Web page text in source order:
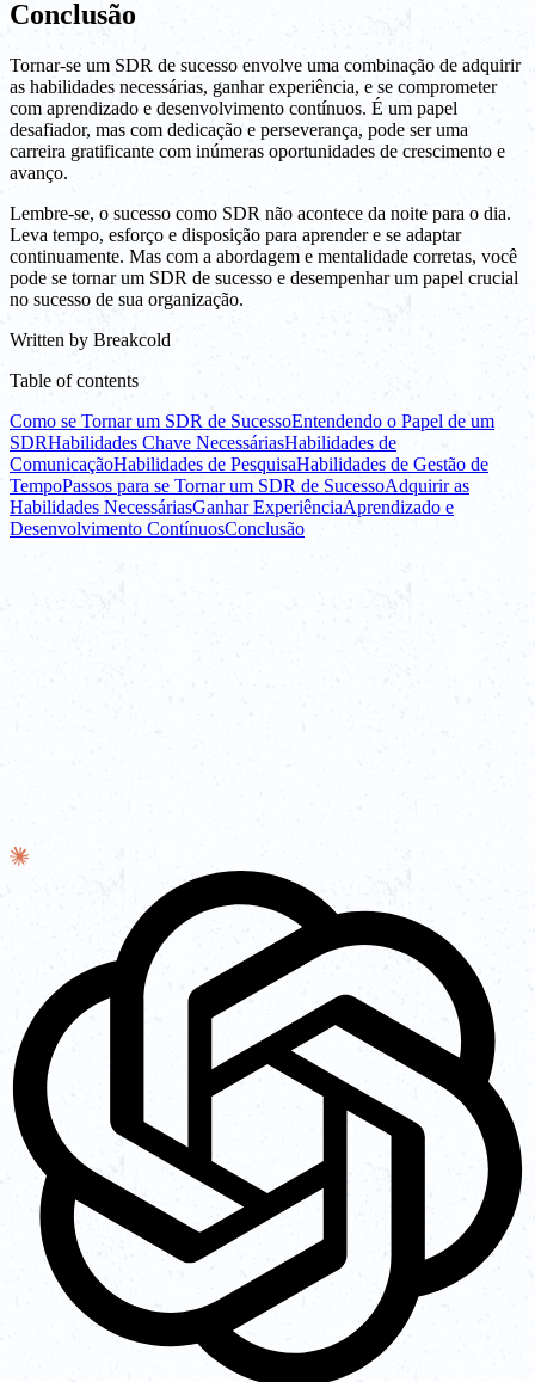
Conclusão
Tornar-se um SDR de sucesso envolve uma combinação de adquirir
as habilidades necessárias, ganhar experiência, e se comprometer
com aprendizado e desenvolvimento contínuos. É um papel
desafiador, mas com dedicação e perseverança, pode ser uma
carreira gratificante com inúmeras oportunidades de crescimento e
avanço.
Lembre-se, o sucesso como SDR não acontece da noite para o dia.
Leva tempo, esforço e disposição para aprender e se adaptar
continuamente. Mas com a abordagem e mentalidade corretas, você
pode se tornar um SDR de sucesso e desempenhar um papel crucial
no sucesso de sua organização.
Written by Breakcold
Table of contents
Como se Tornar um SDR de SucessoEntendendo o Papel de um
SDRHabilidades Chave NecessáriasHabilidades de
ComunicaçãoHabilidades de PesquisaHabilidades de Gestão de
TempoPassos para se Tornar um SDR de SucessoAdquirir as
Habilidades NecessáriasGanhar ExperiênciaAprendizado e
Desenvolvimento ContínuosConclusão